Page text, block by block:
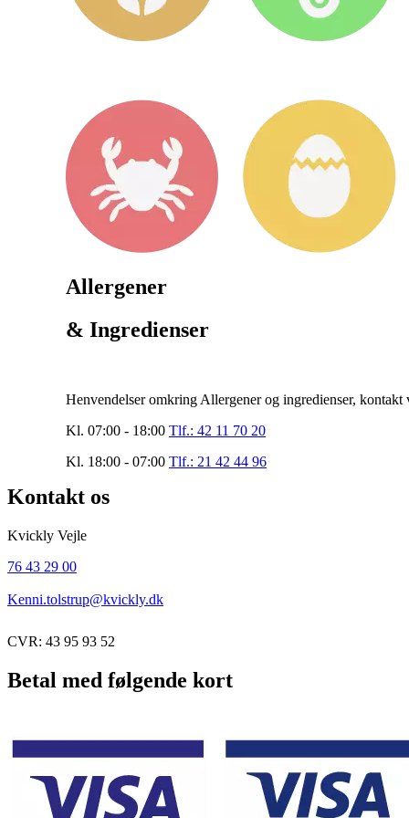
Allergener
& Ingredienser
Henvendelser omkring Allergener og ingredienser, kontakt
Kl. 07:00 - 18:00 Tlf.: 42 11 70 20
Kl. 18:00 - 07:00 Tlf.: 21 42 44 96
Kontakt os
Kvickly Vejle
76 43 29 00
Kenni.tolstrup@kvickly.dk
CVR: 43 95 93 52
Betal med følgende kort